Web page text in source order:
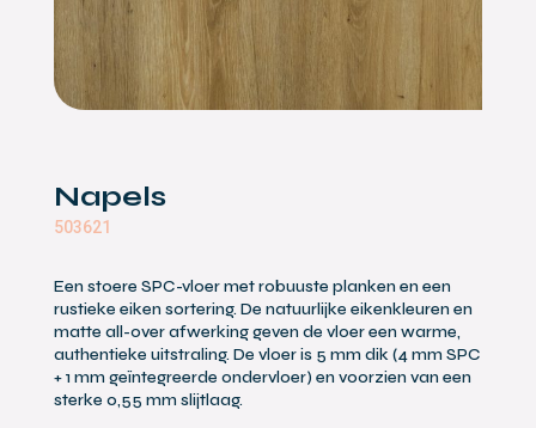
Napels
503621
Een stoere SPC-vloer met robuuste planken en een
rustieke eiken sortering. De natuurlijke eikenkleuren en
matte all-over afwerking geven de vloer een warme,
authentieke uitstraling. De vloer is 5 mm dik (4 mm SPC
+ 1 mm geïntegreerde ondervloer) en voorzien van een
sterke 0,55 mm slijtlaag.